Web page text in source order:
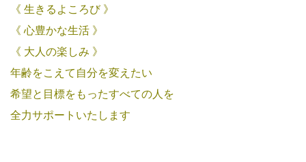
《 生きるよころび 》
《 心豊かな生活 》
《 大人の楽しみ 》
年齢をこえて自分を変えたい
希望と目標をもったすべての人を
全力サポートいたします